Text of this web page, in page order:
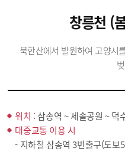
창릉천 (
북한산에서 발원하여 고양시
위치 : 삼송역 ~ 세솔공원 ~ 덕
대중교통 이용 시
- 지하철 삼송역 3번출구(도보